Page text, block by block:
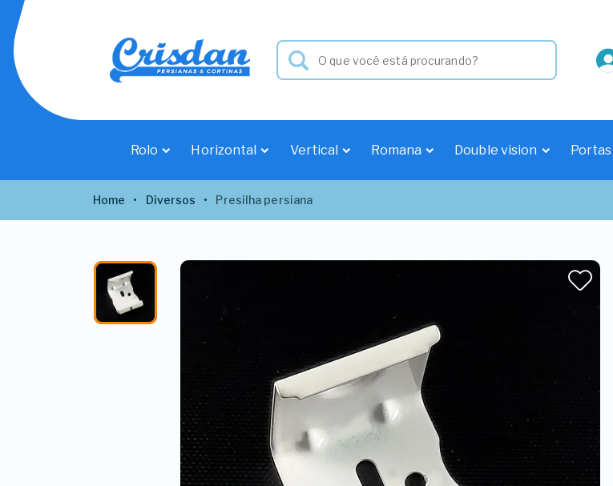
Rolo Horizontal Vertical Romana Double vision Portas
Home Diversos Presilha persiana